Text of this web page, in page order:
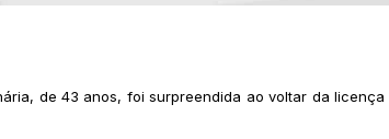
de 43 anos, foi surpreendida ao voltar da licença